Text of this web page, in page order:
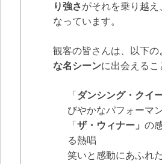
り強さがそれを乗り越え
なっています。
観客の皆さんは、以下の
な名シーンに出会えるこ
「 ダンシング・クイー
びやかなパフォーマ
「 ザ・ウィナー」 の
る熱唱
笑いと感動にあふれた